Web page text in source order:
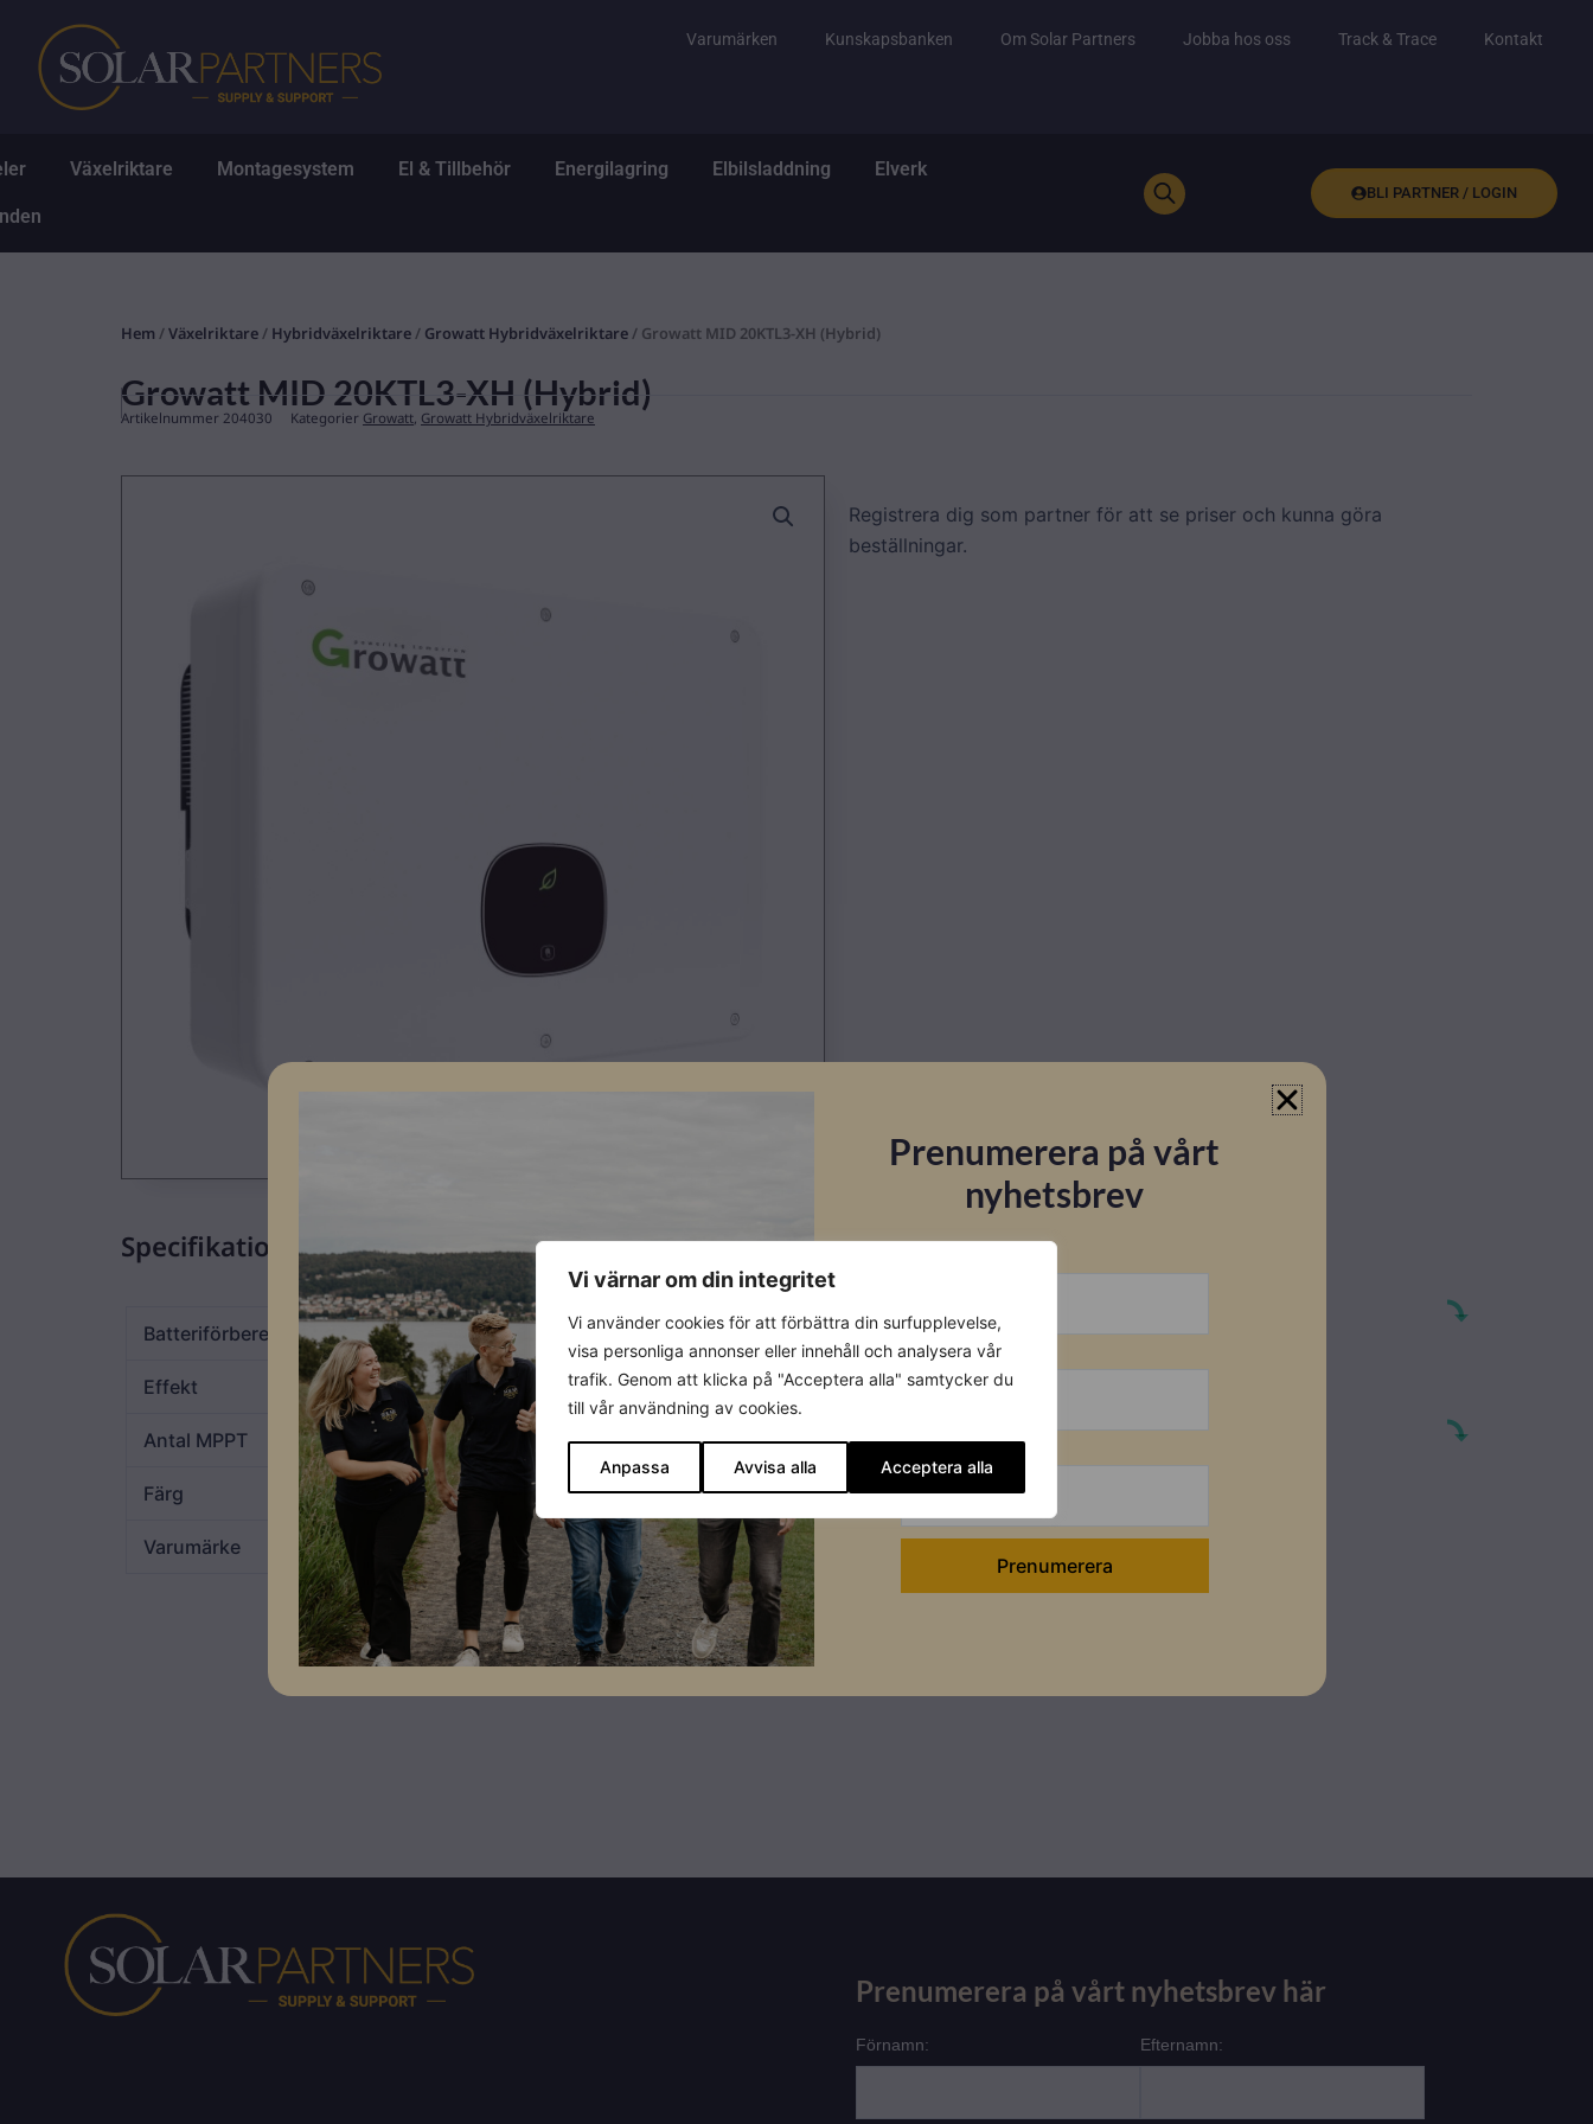
Vi värnar om din integritet
Vi använder cookies för att förbättra din surfupplevelse,
visa personliga annonser eller innehåll och analysera vår
trafik. Genom att klicka på "Acceptera alla" samtycker du
till vår användning av cookies.
Anpassa Avvisa alla Acceptera alla
innehåll
Varumärken Kunskapsbanken Om Solar Partners Jobba hos oss Track & Trace Kontakt
Öppna Solpaneler
Växelriktare Öppna Växelriktare
Montagesystem Öppna Montagesystem
El & Tillbehör Öppna El & Tillbehör
Energilagring Öppna Energilagring
Elbilsladdning Öppna Elbilsladdning
Elverk
BLI PARTNER / LOGIN
Hem /Växelriktare/ Hybridväxelriktare/ Growatt Hybridväxelriktare/ Growatt MID 20KTL3-XH (Hybrid)
Growatt MID 20KTL3-XH (Hybrid)
Artikelnummer 204030 Kategorier Growatt Growatt Hybridväxelriktare
Registrera dig som partner för att se priser och kunna göra
beställningar.
Specifikationer
Batteriförberedd JA
Effekt 20kW
Antal MPPT
Färg
Varumärke Growatt
Montageanvisningar
Installation av CheckWatt CM10
Länkar
Monitoring System Introduction - Engelska
Prenumerera på vårt nyhetsbrev här
Förnamn: Efternamn:
Prenumerera på vårt
nyhetsbrev
Förnamn
Efternamn